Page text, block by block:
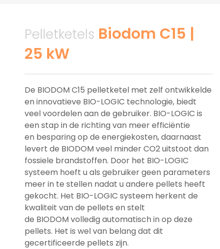
Pelletketels Biodom C15 |
25 kW
De BIODOM C15 pelletketel met zelf ontwikkelde
en innovatieve BIO-LOGIC technologie, biedt
veel voordelen aan de gebruiker. BIO-LOGIC is
een stap in de richting van meer efficiëntie
en besparing op de energiekosten, daarnaast
levert de BIODOM veel minder CO2 uitstoot dan
fossiele brandstoffen. Door het BIO-LOGIC
systeem hoeft u als gebruiker geen parameters
meer in te stellen nadat u andere pellets heeft
gekocht. Het BIO-LOGIC systeem herkent de
kwaliteit van de pellets en stelt
de BIODOM volledig automatisch in op deze
pellets. Het is wel van belang dat dit
gecertificeerde pellets zijn.